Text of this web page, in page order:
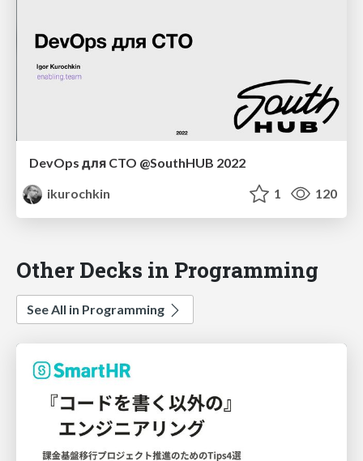
DevOps для CTO @SouthHUB 2022
ikurochkin
1 120
Other Decks in Programming
See All in Programming